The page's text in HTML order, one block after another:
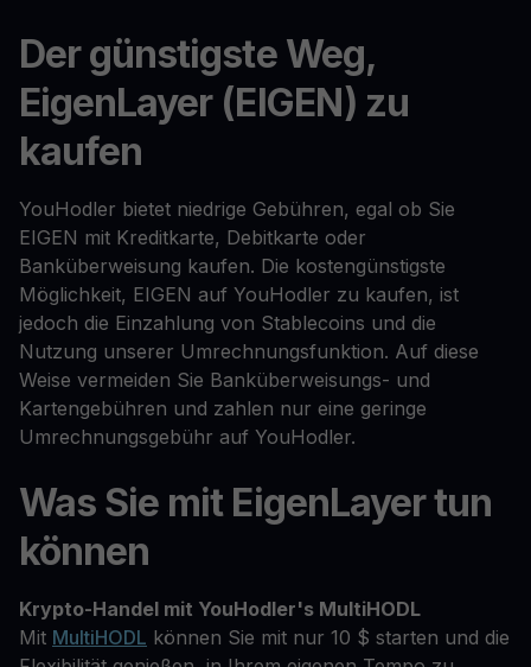
Der günstigste Weg,
EigenLayer (EIGEN) zu
kaufen
YouHodler bietet niedrige Gebühren, egal ob Sie
EIGEN mit Kreditkarte, Debitkarte oder
Banküberweisung kaufen. Die kostengünstigste
Möglichkeit, EIGEN auf YouHodler zu kaufen, ist
jedoch die Einzahlung von Stablecoins und die
Nutzung unserer Umrechnungsfunktion. Auf diese
Weise vermeiden Sie Banküberweisungs- und
Kartengebühren und zahlen nur eine geringe
Umrechnungsgebühr auf YouHodler.
Was Sie mit EigenLayer tun
können
Krypto-Handel mit YouHodler's MultiHODL
Mit MultiHODL können Sie mit nur 10 $ starten und die